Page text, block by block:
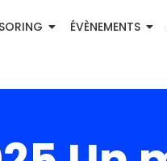
ÉVÈNEMENTS